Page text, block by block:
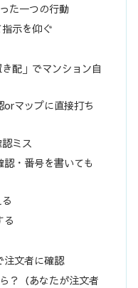
た一つの行動
示を仰ぐ
配」でマンション自
orマップに直接打ち
ミス
認・番号を書いても
る
注文者に確認
？（あなたが注文者